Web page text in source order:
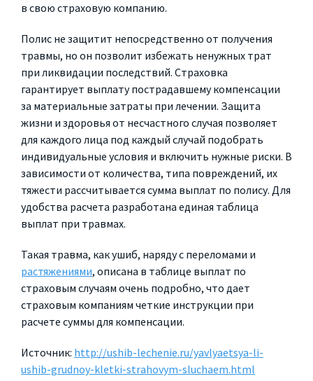
в свою страховую компанию.
Полис не защитит непосредственно от получения
травмы, но он позволит избежать ненужных трат
при ликвидации последствий. Страховка
гарантирует выплату пострадавшему компенсации
за материальные затраты при лечении. Защита
жизни и здоровья от несчастного случая позволяет
для каждого лица под каждый случай подобрать
индивидуальные условия и включить нужные риски. В
зависимости от количества, типа повреждений, их
тяжести рассчитывается сумма выплат по полису. Для
удобства расчета разработана единая таблица
выплат при травмах.
Такая травма, как ушиб, наряду с переломами и
растяжениями, описана в таблице выплат по
страховым случаям очень подробно, что дает
страховым компаниям четкие инструкции при
расчете суммы для компенсации.
Источник: http://ushib-lechenie.ru/yavlyaetsya-li-
ushib-grudnoy-kletki-strahovym-sluchaem.html